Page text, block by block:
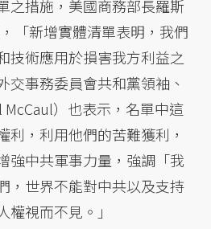
之措施，美國商務部長羅斯
，「新增實體清單表明，我們
技術應用於損害我方利益之
交事務委員會共和黨領袖、
）也表示，名單中這
利，利用他們的苦難獲利，
強中共軍事力量，強調「我
，世界不能對中共以及支持
視而不見。」